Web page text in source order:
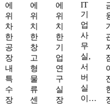
에
위
차
한
공
장
내
특
수
장
에
위
치
한
창
고
형
물
류
센
에
위
치
한
기
업
연
구
실
장
IT
기
업
사
무
실,
서
버
실
이…
기
이